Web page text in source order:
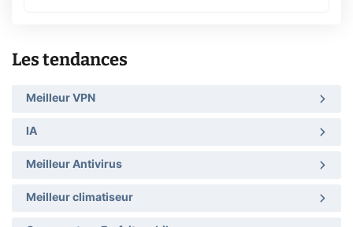
Les tendances
Meilleur VPN
IA
Meilleur Antivirus
Meilleur climatiseur